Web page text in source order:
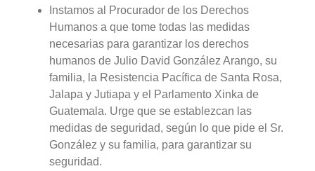
Instamos al Procurador de los Derechos
Humanos a que tome todas las medidas
necesarias para garantizar los derechos
humanos de Julio David González Arango, su
familia, la Resistencia Pacífica de Santa Rosa,
Jalapa y Jutiapa y el Parlamento Xinka de
Guatemala. Urge que se establezcan las
medidas de seguridad, según lo que pide el Sr.
González y su familia, para garantizar su
seguridad.